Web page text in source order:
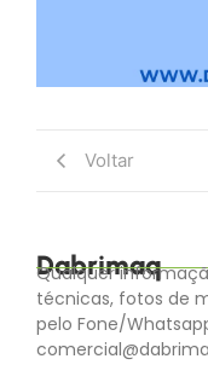
Voltar
Dabrimaq
Qualquer
técnicas, fotos de
pelo Fone/